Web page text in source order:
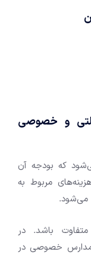
و خصوصی
که بودجه آن
مربوط به
می‌شود.
باشد. در
مدارس خصوصی در